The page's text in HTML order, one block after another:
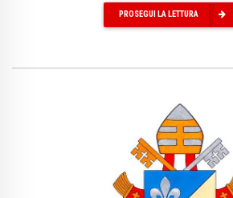
PROSEGUI LA LETTURA